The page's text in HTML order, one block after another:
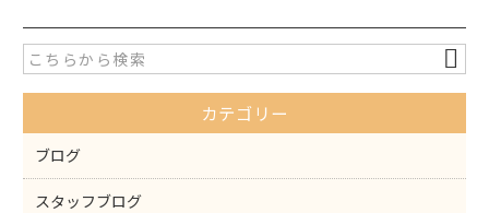
e
b
o
o
k
er
カテゴリー
ブログ
スタッフブログ